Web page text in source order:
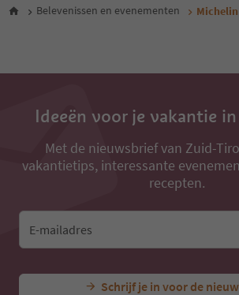
Belevenissen en evenementen
Ideeën voor je vakantie
Met de nieuwsbrief van Zuid-
vakantietips, interessante
recepten.
E-mailadres
Schrijf je in voor de